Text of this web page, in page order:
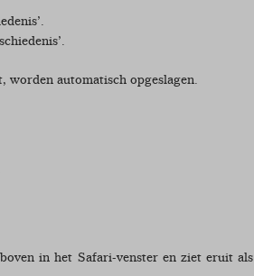
worden automatisch opgeslagen.
in het Safari-venster en ziet eruit als